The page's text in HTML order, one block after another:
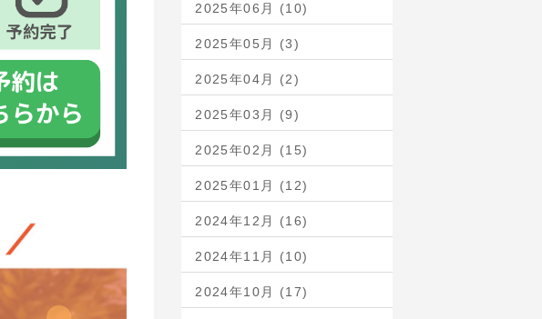
2025年06月 (10)
2025年05月 (3)
2025年04月 (2)
2025年03月 (9)
2025年02月 (15)
2025年01月 (12)
2024年12月 (16)
2024年11月 (10)
2024年10月 (17)